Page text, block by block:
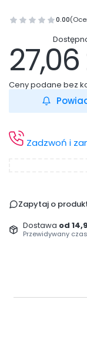
0.00
Cena
27,06
Ceny podane bez
Zadzwoń i
Zapytaj o
Dostawa od
Przewidywany